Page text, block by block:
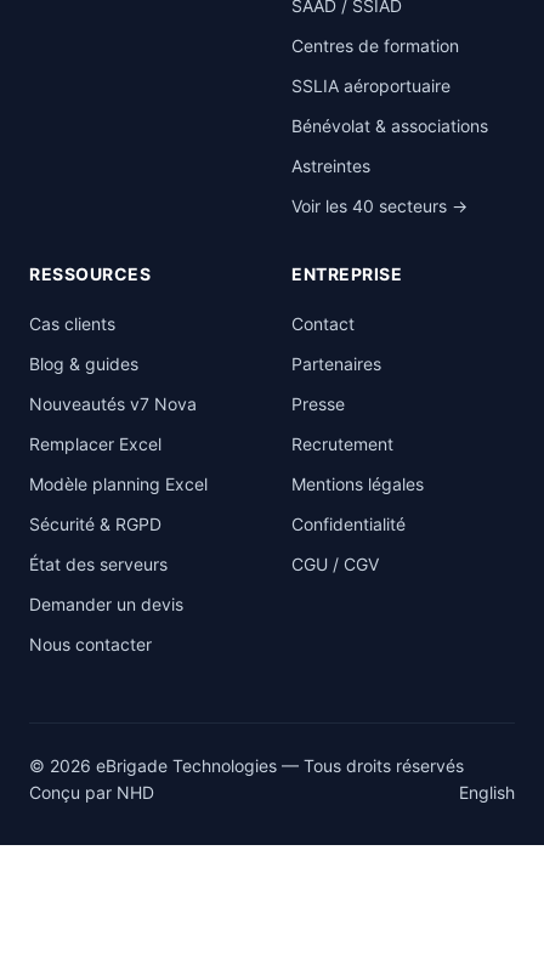
SAAD / SSIAD
Centres de formation
SSLIA aéroportuaire
Bénévolat & associations
Astreintes
Voir les 40 secteurs →
RESSOURCES
Cas clients
Blog & guides
Nouveautés v7 Nova
Remplacer Excel
Modèle planning Excel
Sécurité & RGPD
État des serveurs
Demander un devis
Nous contacter
ENTREPRISE
Contact
Partenaires
Presse
Recrutement
Mentions légales
Confidentialité
CGU / CGV
© 2026 eBrigade Technologies — Tous droits réservés
Conçu par NHD English